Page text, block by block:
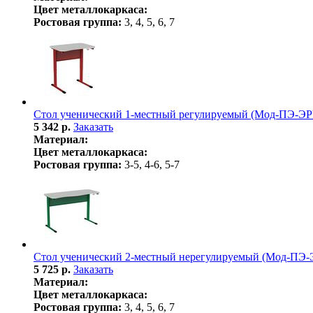
Цвет металлокаркаса:
Ростовая группа: 3, 4, 5, 6, 7
Стол ученический 1-местный регулируемый (Мод-ПЭ-
5 342 р. Заказать
Материал:
Цвет металлокаркаса:
Ростовая группа: 3-5, 4-6, 5-7
Стол ученический 2-местный нерегулируемый (Мод-
5 725 р. Заказать
Материал:
Цвет металлокаркаса:
Ростовая группа: 3, 4, 5, 6, 7